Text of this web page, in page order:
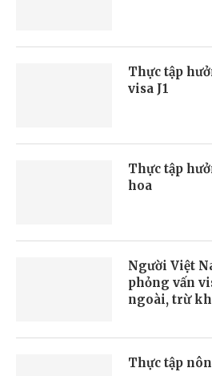
Thực tập
visa J1
Thực tập
hoa
Người Việt
phỏng vấn
ngoài, trừ
Thực tập